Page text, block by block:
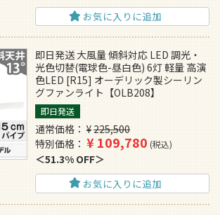
お気に入りに追加
即日発送 大風量 傾斜対応 LED 調光・
光色切替(電球色-昼白色) 6灯 軽量 高演
色LED [R15] オーデリック製シーリン
グファンライト【OLB208】
即日発送
通常価格 ¥225,500
特別価格
¥109,780 税込
51.3% OFF
お気に入りに追加